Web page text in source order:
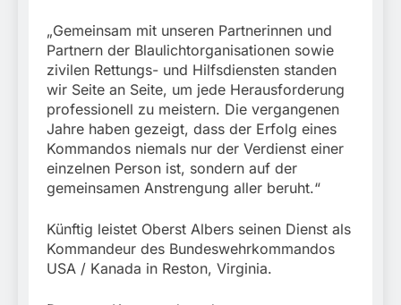
„Gemeinsam mit unseren Partnerinnen und
Partnern der Blaulichtorganisationen sowie
zivilen Rettungs- und Hilfsdiensten standen
wir Seite an Seite, um jede Herausforderung
professionell zu meistern. Die vergangenen
Jahre haben gezeigt, dass der Erfolg eines
Kommandos niemals nur der Verdienst einer
einzelnen Person ist, sondern auf der
gemeinsamen Anstrengung aller beruht.“
Künftig leistet Oberst Albers seinen Dienst als
Kommandeur des Bundeswehrkommandos
USA / Kanada in Reston, Virginia.